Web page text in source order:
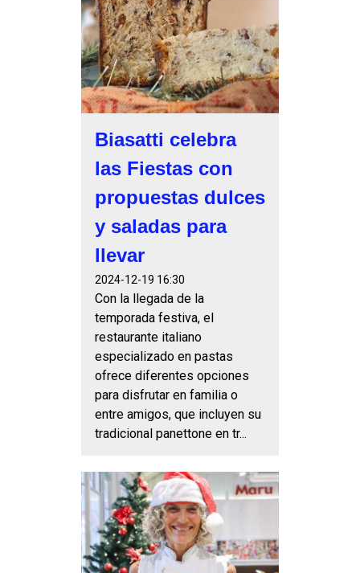
Biasatti celebra
las Fiestas con
propuestas dulces
y saladas para
llevar
2024-12-19 16:30
Con la llegada de la
temporada festiva, el
restaurante italiano
especializado en pastas
ofrece diferentes opciones
para disfrutar en familia o
entre amigos, que incluyen su
tradicional panettone en tr...